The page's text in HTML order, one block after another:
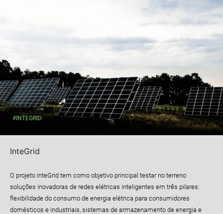
#INTEGRID
InteGrid
O projeto InteGrid tem como objetivo principal testar no terreno
soluções inovadoras de redes elétricas inteligentes em três pilares:
flexibilidade do consumo de energia elétrica para consumidores
domésticos e industriais, sistemas de armazenamento de energia e